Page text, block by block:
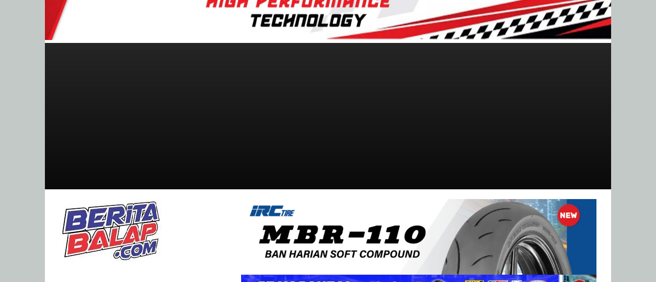
BeritaBalap.com
Portal
Berita
Balap
Paling